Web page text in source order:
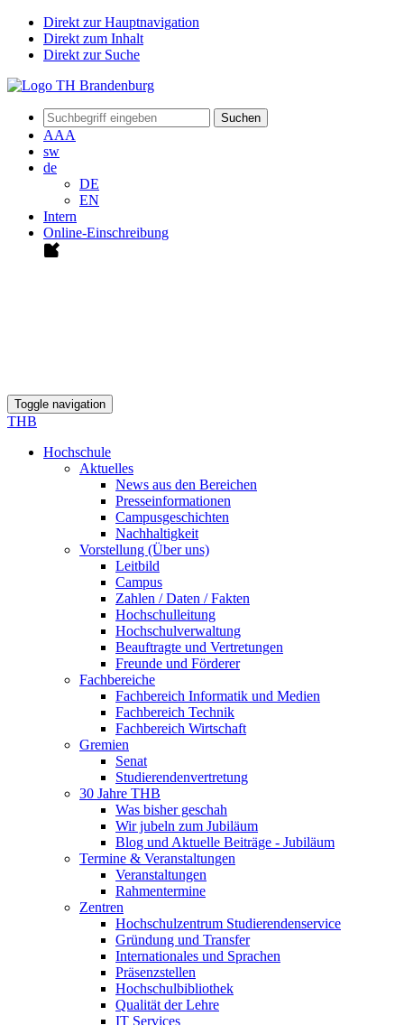
Direkt zur Hauptnavigation
Direkt zum Inhalt
Direkt zur Suche
Suchen
AAA
sw
de
DE
EN
Intern
Online-Einschreibung
Toggle navigation
THB
Hochschule
Aktuelles
News aus den Bereichen
Presseinformationen
Campusgeschichten
Nachhaltigkeit
Vorstellung (Über uns)
Leitbild
Campus
Zahlen / Daten / Fakten
Hochschulleitung
Hochschulverwaltung
Beauftragte und Vertretungen
Freunde und Förderer
Fachbereiche
Fachbereich Informatik und Medien
Fachbereich Technik
Fachbereich Wirtschaft
Gremien
Senat
Studierendenvertretung
30 Jahre THB
Was bisher geschah
Wir jubeln zum Jubiläum
Blog und Aktuelle Beiträge - Jubiläum
Termine & Veranstaltungen
Veranstaltungen
Rahmentermine
Zentren
Hochschulzentrum Studierendenservice
Gründung und Transfer
Internationales und Sprachen
Präsenzstellen
Hochschulbibliothek
Qualität der Lehre
IT Services